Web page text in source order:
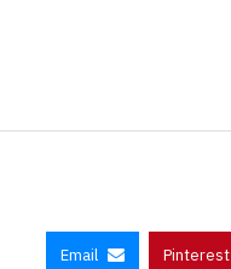
Pinterest
Email